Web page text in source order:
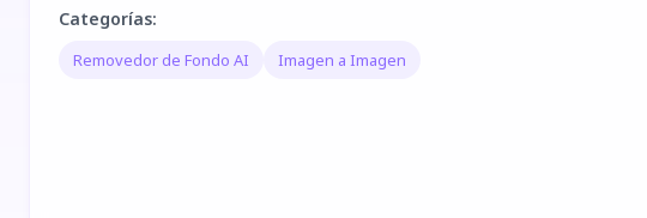
Categorías:
Removedor de Fondo AI Imagen a Imagen